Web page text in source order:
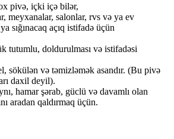
pivə, içki içə bilər,
meyxanalar, salonlar, rvs və ya ev
sığınacaq açıq istifadə üçün
tutumlu, doldurulması və istifadəsi
sökülən və təmizləmək asandır. (Bu pivə
daxil deyil).
hamar şərab, güclü və davamlı olan
aradan qaldırmaq üçün.